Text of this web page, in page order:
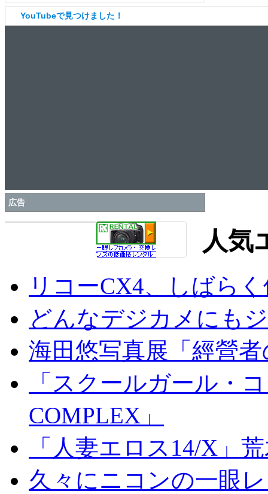
YouTubeで見つけました！
広告
人気
リコーCX4、しばら
どんなデジカメにも
海田悠写真展「經營
「スクールガール・
COMPLEX」
「人妻エロス14/X」
久々にニコンの一眼